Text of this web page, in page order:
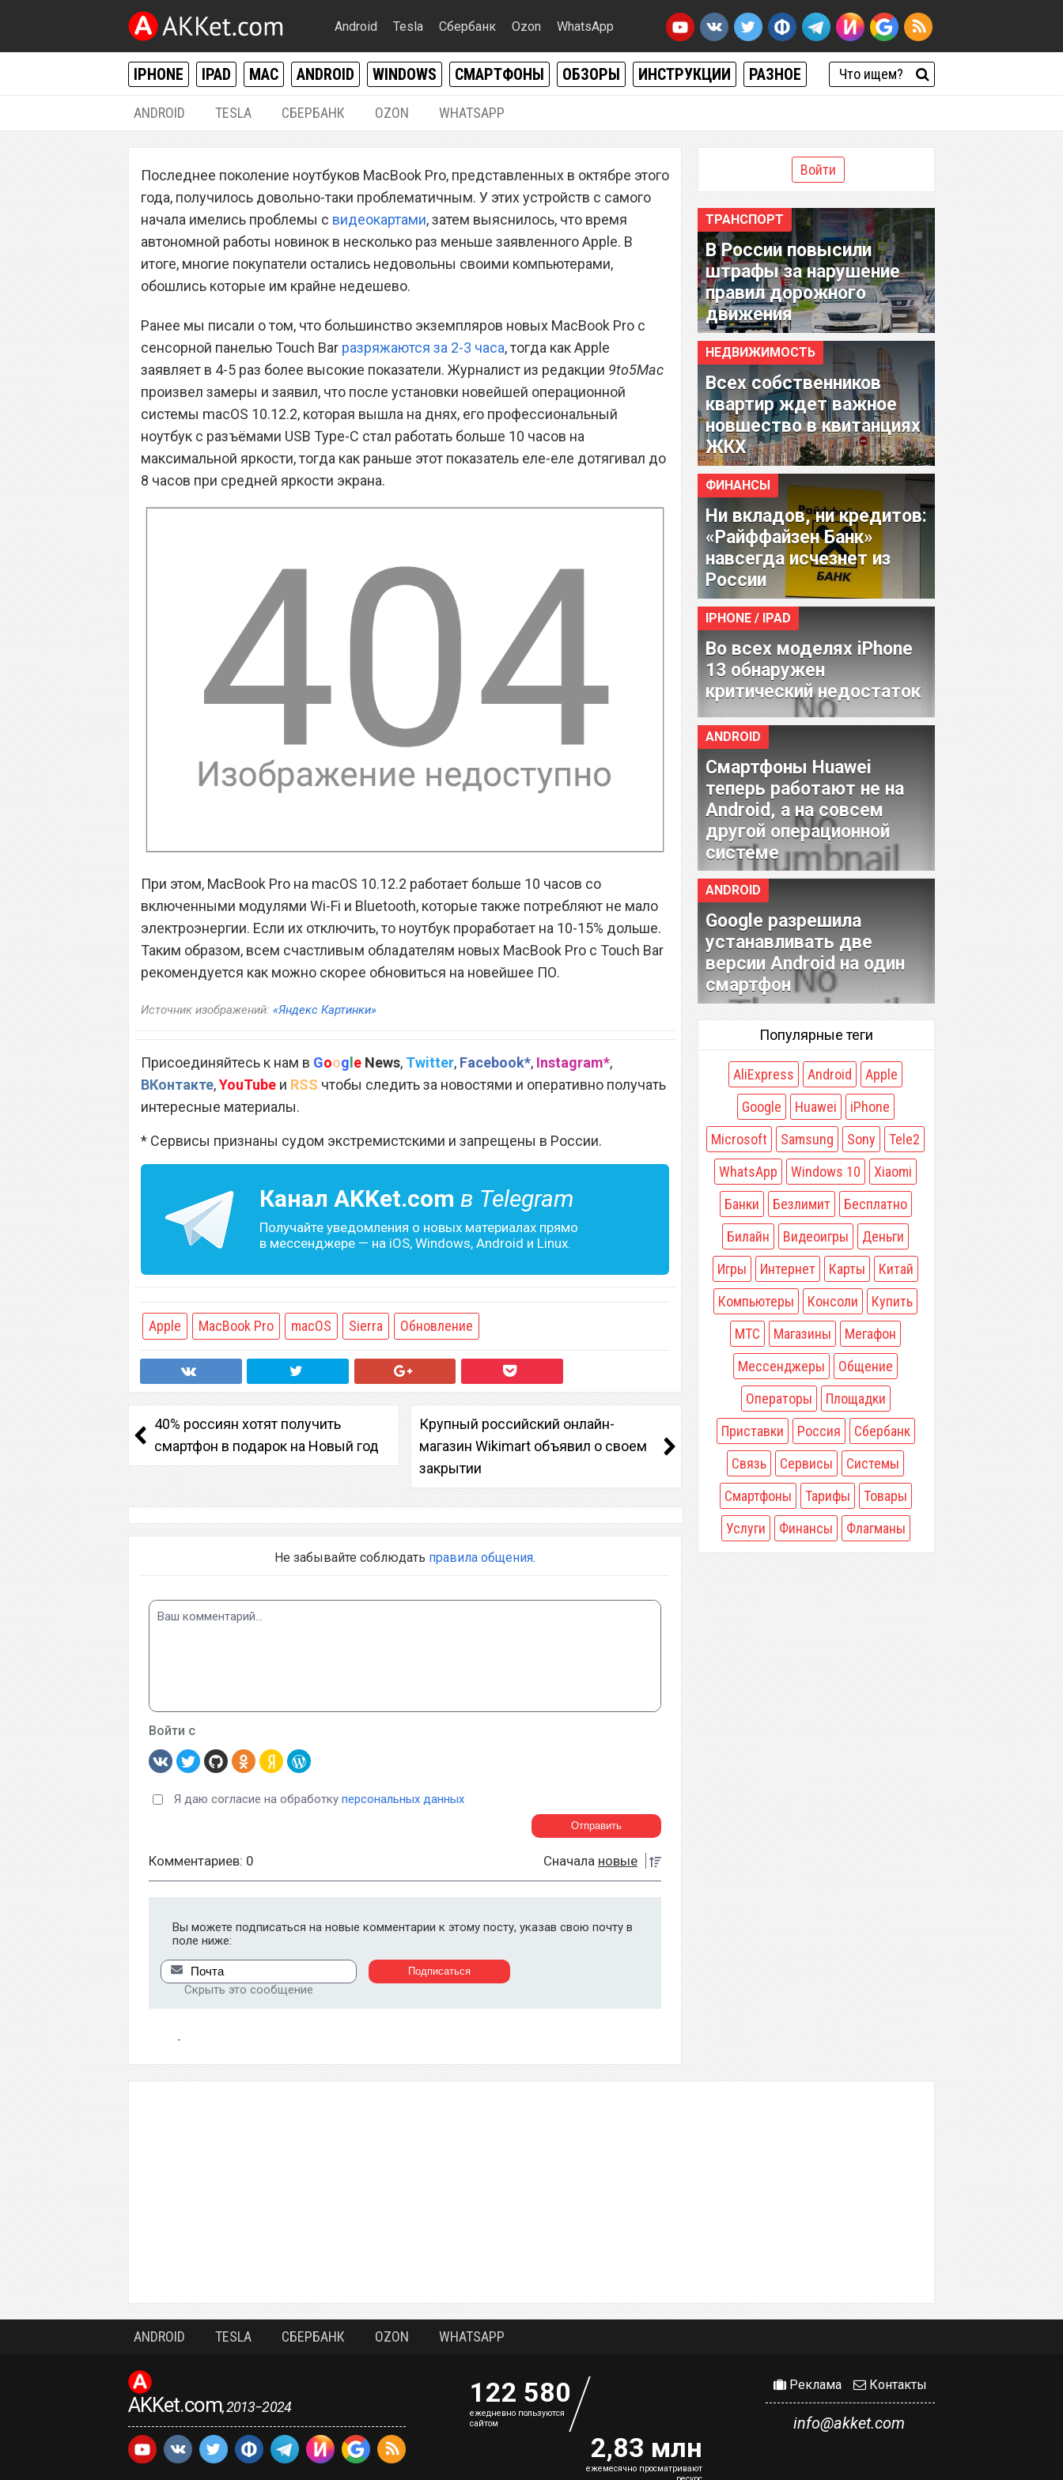
Android Tesla Сбербанк Ozon WhatsApp
IPHONE IPAD MAC ANDROID WINDOWS СМАРТФОНЫ ОБЗОРЫ ИНСТРУКЦИИ РАЗНОЕ
ANDROID TESLA СБЕРБАНК OZON WHATSAPP
Apple решила проблемы со временем
автономной работы MacBook Pro в новой
версии macOS
Последнее поколение ноутбуков MacBook Pro, представленных в октябре этого
года, получилось довольно-таки проблематичным. У этих устройств с самого
начала имелись проблемы с видеокартами, затем выяснилось, что время
автономной работы новинок в несколько раз меньше заявленного Apple. В
итоге, многие покупатели остались недовольны своими компьютерами,
обошлись которые им крайне недешево.
Ранее мы писали о том, что большинство экземпляров новых MacBook Pro с
сенсорной панелью Touch Bar разряжаются за 2-3 часа, тогда как Apple
заявляет в 4-5 раз более высокие показатели. Журналист из редакции 9to5Mac
произвел замеры и заявил, что после установки новейшей операционной
системы macOS 10.12.2, которая вышла на днях, его профессиональный
ноутбук с разъёмами USB Type-C стал работать больше 10 часов на
максимальной яркости, тогда как раньше этот показатель еле-еле дотягивал до
8 часов при средней яркости экрана.
При этом, MacBook Pro на macOS 10.12.2 работает больше 10 часов со
включенными модулями Wi-Fi и Bluetooth, которые также потребляют не мало
электроэнергии. Если их отключить, то ноутбук проработает на 10-15% дольше.
Таким образом, всем счастливым обладателям новых MacBook Pro с Touch Bar
рекомендуется как можно скорее обновиться на новейшее ПО.
Источник изображений: «Яндекс Картинки»
Присоединяйтесь к нам в Goog e News, Twitter, Facebook*, Instagram*,
ВКонтакте,YouTube и RSS чтобы следить за новостями и оперативно получать
интересные материалы.
* Сервисы признаны судом экстремистскими и запрещены в России.
Канал AKKet.com в Telegram
Получайте уведомления о новых материалах прямо
в мессенджере — на iOS, Windows, Android и Linux.
Apple MacBook Pro macOS Sierra Обновление
40% россиян хотят получить
смартфон в подарок на Новый год
Крупный российский онлайн-
магазин Wikimart объявил о своем
закрытии
Не забывайте соблюдать правила общения.
Войти с
Я даю согласие на обработку персональных данных
Комментариев: 0 Сначала новые
Вы можете подписаться на новые комментарии к этому посту, указав свою почту в
поле ниже:
Скрыть это сообщение
Войти
ТРАНСПОРТ
В России повысили
штрафы за нарушение
правил дорожного
движения
НЕДВИЖИМОСТЬ
Всех собственников
квартир ждет важное
новшество в квитанциях
ЖКХ
ФИНАНСЫ
Ни вкладов, ни кредитов:
«Райффайзен Банк»
навсегда исчезнет из
России
IPHONE / IPAD
Во всех моделях iPhone
13 обнаружен
критический недостаток
ANDROID
Смартфоны Huawei
теперь работают не на
Android, а на совсем
другой операционной
системе
ANDROID
Google разрешила
устанавливать две
версии Android на один
смартфон
Популярные теги
AliExpress Android
Apple
Google
Huawei
iPhone
Microsoft
Samsung Sony
Tele2
WhatsApp
Windows 10
Xiaomi
Банки
Безлимит
Бесплатно
Билайн
Видеоигры
Деньги
Игры
Интернет Карты
Китай
Компьютеры
Консоли
Купить
МТС
Магазины
Мегафон
Мессенджеры
Общение
Операторы
Площадки
Приставки
Россия
Сбербанк
Связь
Сервисы
Системы
Смартфоны
Тарифы
Товары
Услуги
Финансы Флагманы
ANDROID TESLA СБЕРБАНК OZON WHATSAPP
Реклама Контакты
info@akket.com
122 580
eжедневно пользуются
сайтом
2,83 млн
ежемесячно просматривают
AKKet.com, 2013−2024